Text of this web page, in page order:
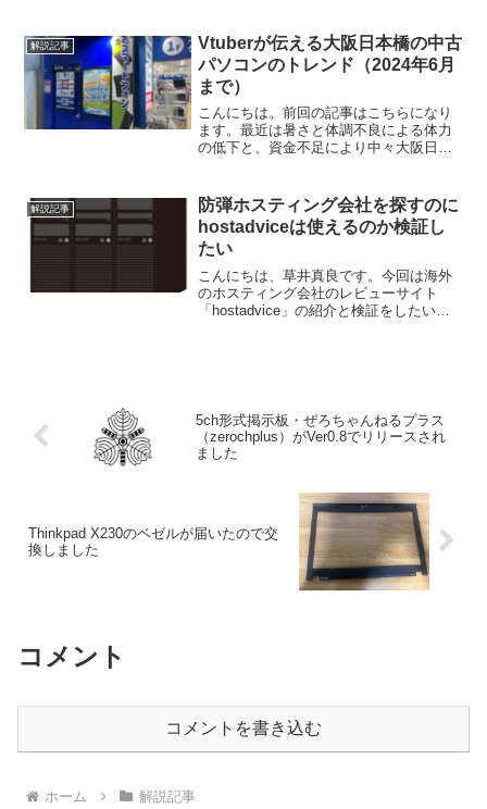
{b.MoshimoAffiliateObject=a...
解説記事
Vtuberが伝える大阪日本橋の中古
パソコンのトレンド（2024年6月
まで）
こんにちは。前回の記事はこちらになり
ます。最近は暑さと体調不良による体力
の低下と、資金不足により中々大阪日本
パソコンショップを見て回りました。そ
うして見ていった感想とし...
解説記事
防弾ホスティング会社を探すのに
hostadviceは使えるのか検証し
たい
こんにちは、草井真良です。今回は海外
のホスティング会社のレビューサイト
「hostadvice」の紹介と検証をしたいと
5ch形式掲示板・ぜろちゃんねるプラス
（zerochplus）がVer0.8でリリースされ
ました
Thinkpad X230のベゼルが届いたので交
換しました
コメント
コメントを書き込む
ホーム 解説記事